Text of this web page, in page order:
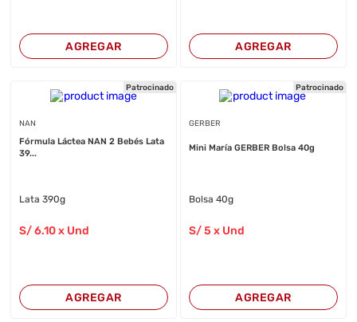
AGREGAR AGREGAR
Patrocinado
NAN
Fórmula Láctea NAN 2 Bebés Lata
39...
Lata 390g
S/6.10 x Und
AGREGAR
Patrocinado
GERBER
Mini María GERBER Bolsa 40g
Bolsa 40g
S/5 x Und
AGREGAR